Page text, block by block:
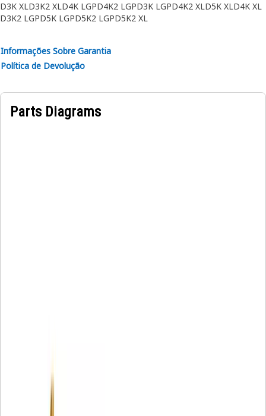
D3K XLD3K2 XLD4K LGPD4K2 LGPD3K LGPD4K2 XLD5K XLD4K XL
D3K2 LGPD5K LGPD5K2 LGPD5K2 XL
Informações Sobre Garantia
Política de Devolução
Parts Diagrams